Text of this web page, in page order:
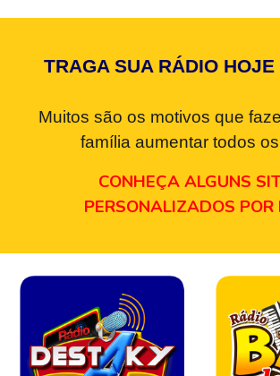
TRAGA SUA RÁDIO HOJE
Muitos são os motivos que
família aumentar todos
CONHEÇA ALGUNS
PERSONALIZADOS POR